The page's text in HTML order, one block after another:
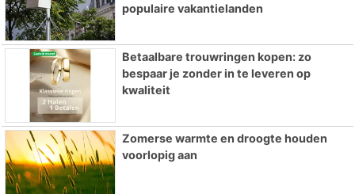
populaire vakantielanden
Betaalbare trouwringen kopen: zo
bespaar je zonder in te leveren op
kwaliteit
Zomerse warmte en droogte houden
voorlopig aan